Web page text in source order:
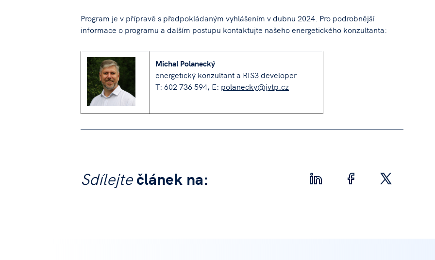
Program je v přípravě s předpokládaným vyhlášením v dubnu 2024. Pro podrobnější
informace o programu a dalším postupu kontaktujte našeho energetického konzultanta:
Michal Polanecký
energetický konzultant a RIS3 developer
T: 602 736 594, E: polanecky@jvtp.cz
Sdílejtečlánek na: